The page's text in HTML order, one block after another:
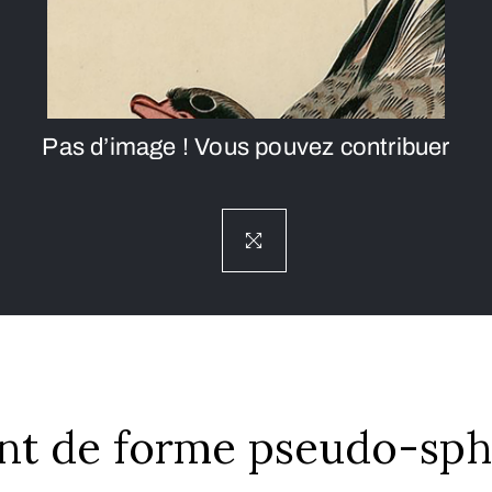
Pas d’image ! Vous pouvez contribuer
de forme pseudo-